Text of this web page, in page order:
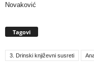
Novaković
Tagovi
3. Drinski književni susreti